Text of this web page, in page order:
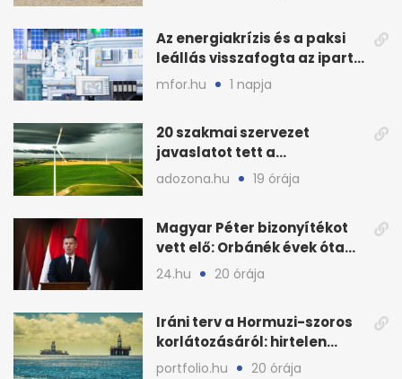
Az energiakrízis és a paksi
leállás visszafogta az ipart,
nyáron kisebb a kár
mfor.hu 1 napja
20 szakmai szervezet
javaslatot tett a
fenntartható szélenergia-
adozona.hu 19 órája
Magyar Péter bizonyítékot
vett elő: Orbánék évek óta
tudtak az energiarendszer
összeomlásáról
24.hu 20 órája
Iráni terv a Hormuzi-szoros
korlátozásáról: hirtelen
megugrott az olajár
portfolio.hu 20 órája